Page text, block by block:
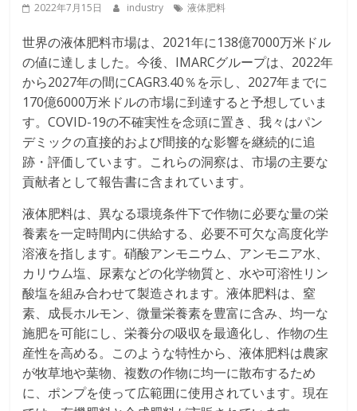
2022年7月15日 industry 液体肥料
世界の液体肥料市場は、2021年に138億7000万米ドル
の値に達しました。今後、IMARCグループは、2022年
から2027年の間にCAGR3.40％を示し、2027年までに
170億6000万米ドルの市場に到達すると予想していま
す。COVID-19の不確実性を念頭に置き、我々はパン
デミックの直接的および間接的な影響を継続的に追
跡・評価しています。これらの洞察は、市場の主要な
貢献者として報告書に含まれています。
液体肥料は、異なる環境条件下で作物に必要な量の栄
養素を一定時間内に供給する、必要不可欠な高度化学
溶液を指します。硝酸アンモニウム、アンモニア水、
カリウム塩、尿素などの化学物質と、水や可溶性リン
酸塩を組み合わせて製造されます。液体肥料は、窒
素、成長ホルモン、微量栄養素を豊富に含み、均一な
施肥を可能にし、栄養分の吸収を最適化し、作物の生
産性を高める。このような特性から、液体肥料は農家
が牧草地や葉物、複数の作物に均一に散布するため
に、ポンプを使って広範囲に使用されています。現在